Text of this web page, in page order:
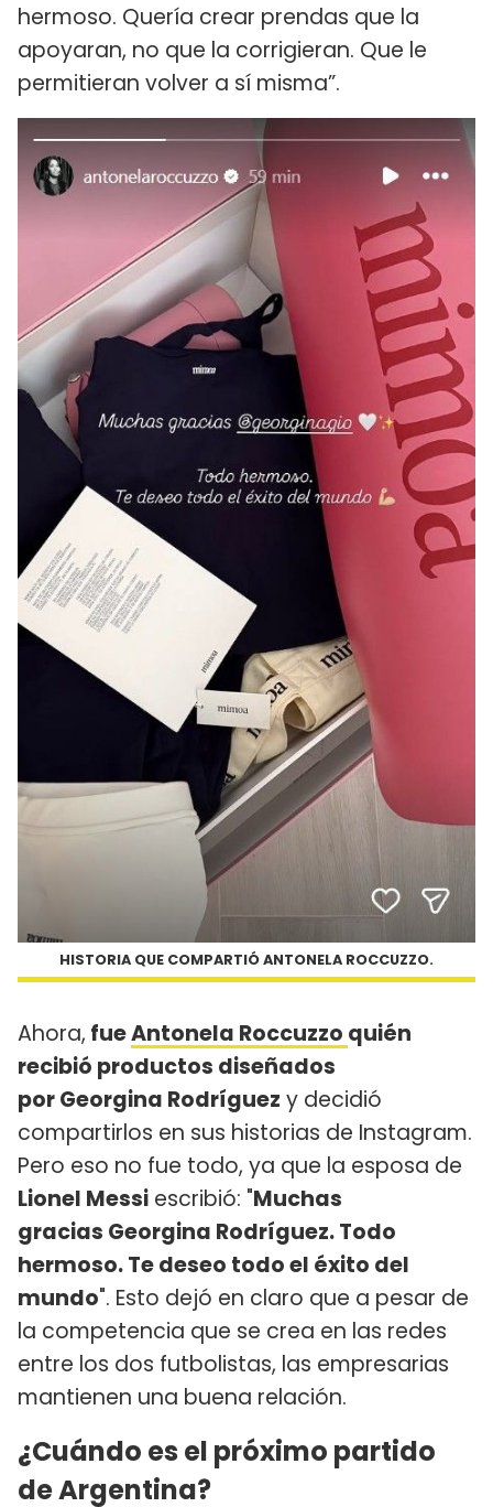
hermoso. Quería crear prendas que la
apoyaran, no que la corrigieran. Que le
permitieran volver a sí misma”.
HISTORIA QUE COMPARTIÓ ANTONELA ROCCUZZO.
Ahora, fueAntonela Roccuzzo quién
recibió productos diseñados
por Georgina Rodríguez y decidió
compartirlos en sus historias de Instagram.
Pero eso no fue todo, ya que la esposa de
Lionel Messi escribió: "Muchas
gracias Georgina Rodríguez. Todo
hermoso. Te deseo todo el éxito del
mundo". Esto dejó en claro que a pesar de
la competencia que se crea en las redes
entre los dos futbolistas, las empresarias
mantienen una buena relación.
¿Cuándo es el próximo partido
de Argentina?